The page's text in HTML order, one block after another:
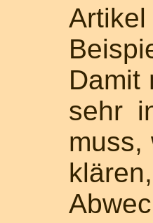
Damit
sehr
muss,